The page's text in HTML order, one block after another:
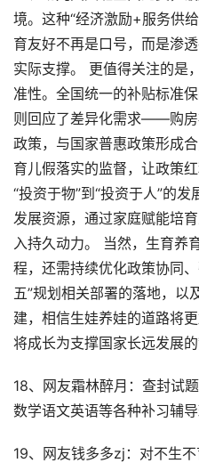
境。这种“经济激励+服务供
育友好不再是口号，而是渗
实际支撑。 更值得关注的是
准性。全国统一的补贴标准
则回应了差异化需求——购房
政策，与国家普惠政策形成
育儿假落实的监督，让政策
“投资于物”到“投资于人”的
发展资源，通过家庭赋能培
入持久动力。 当然，生育养
程，还需持续优化政策协同
五”规划相关部署的落地，以
建，相信生娃养娃的道路将
将成长为支撑国家长远发展的
18、网友霜林醉月：查封试
数学语文英语等各种补习辅
19、网友钱多多zj：对不生